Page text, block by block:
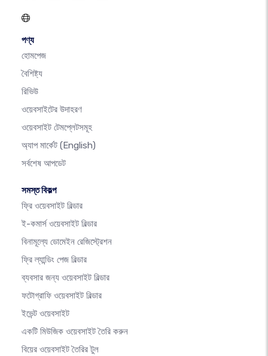
পণ্য
হোমপেজ
বৈশিষ্ট্য
রিভিউ
ওয়েবসাইটের উদাহরণ
ওয়েবসাইট টেমপ্লেটসমূহ
অ্যাপ মার্কেট (English)
সর্বশেষ আপডেট
সমস্ত বিকল্প
ফ্রি ওয়েবসাইট বিল্ডার
ই-কমার্স ওয়েবসাইট বিল্ডার
বিনামূল্যে ডোমেইন রেজিস্ট্রেশন
ফ্রি ল্যান্ডিং পেজ বিল্ডার
ব্যবসার জন্য ওয়েবসাইট বিল্ডার
ফটোগ্রাফি ওয়েবসাইট বিল্ডার
ইভেন্ট ওয়েবসাইট
একটি মিউজিক ওয়েবসাইট তৈরি করুন
বিয়ের ওয়েবসাইট তৈরির টুল